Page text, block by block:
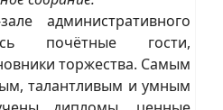
административного
почётные гости,
торжества. Самым
талантливым и умным